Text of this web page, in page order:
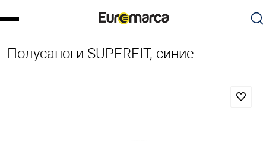
Полусапоги SUPERFIT, синие